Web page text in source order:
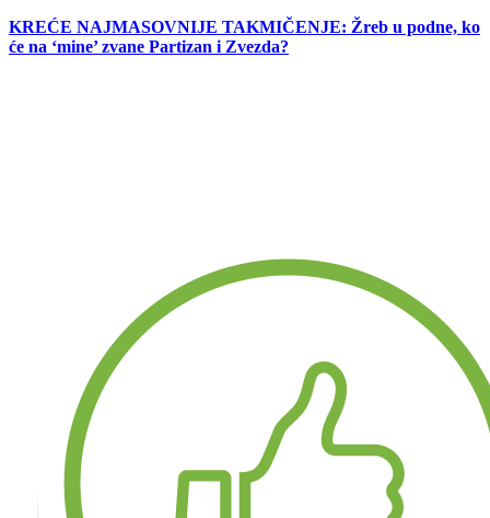
KREĆE NAJMASOVNIJE TAKMIČENJE: Žreb u podne, ko
će na ‘mine’ zvane Partizan i Zvezda?